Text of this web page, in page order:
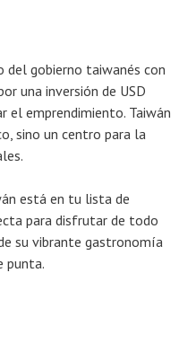
del gobierno taiwanés con
una inversión de USD
el emprendimiento. Taiwán
sino un centro para la
está en tu lista de
para disfrutar de todo
su vibrante gastronomía
punta.